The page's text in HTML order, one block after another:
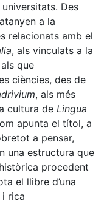
Des
a la
relacionats amb el
, als vinculats a la
que
ciències, des de
, als més
cultura de Lingua
apunta el títol, a
a pensar,
una estructura que
procedent
el llibre d’una
rica